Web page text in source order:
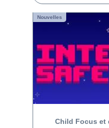
Nouvelles
Child Focus et